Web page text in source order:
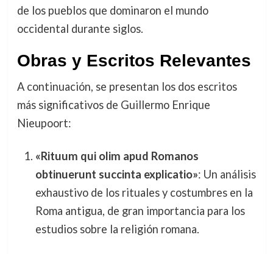
de los pueblos que dominaron el mundo
occidental durante siglos.
Obras y Escritos Relevantes
A continuación, se presentan los dos escritos
más significativos de Guillermo Enrique
Nieupoort:
«Rituum qui olim apud Romanos
obtinuerunt succinta explicatio»: Un análisis
exhaustivo de los rituales y costumbres en la
Roma antigua, de gran importancia para los
estudios sobre la religión romana.